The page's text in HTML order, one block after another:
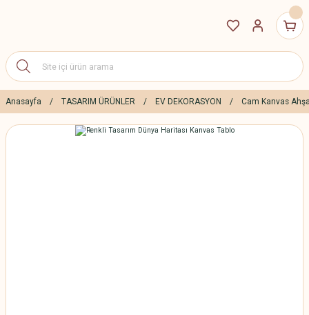
Anasayfa TASARIM ÜRÜNLER EV DEKORASYON Cam Kanvas